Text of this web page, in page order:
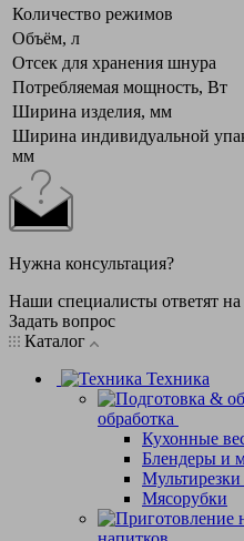
Количество режимов
Объём, л
Отсек для хранения шнура
Потребляемая мощность, Вт
Ширина изделия, мм
Ширина индивидуальной
мм
Нужна консультация?
Наши специалисты ответят
Задать вопрос
Каталог
Техника
обработка
Кухонные
Блендеры и
Мясорубки